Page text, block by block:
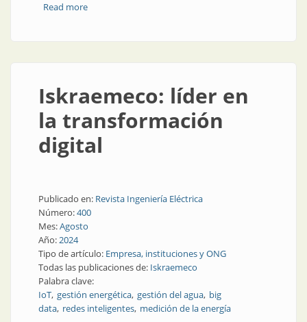
Read moreabout Aprender en 2026: opciones virtuales para todo
Iskraemeco: líder en
la transformación
digital
Publicado en: Revista Ingeniería Eléctrica
Número:400
Mes:Agosto
Año:2024
Tipo de artículo: Empresa, instituciones y ONG
Todas las publicaciones de: Iskraemeco
Palabra clave:
IoT gestión energética gestión del agua big
data redes inteligentes medición de la energía